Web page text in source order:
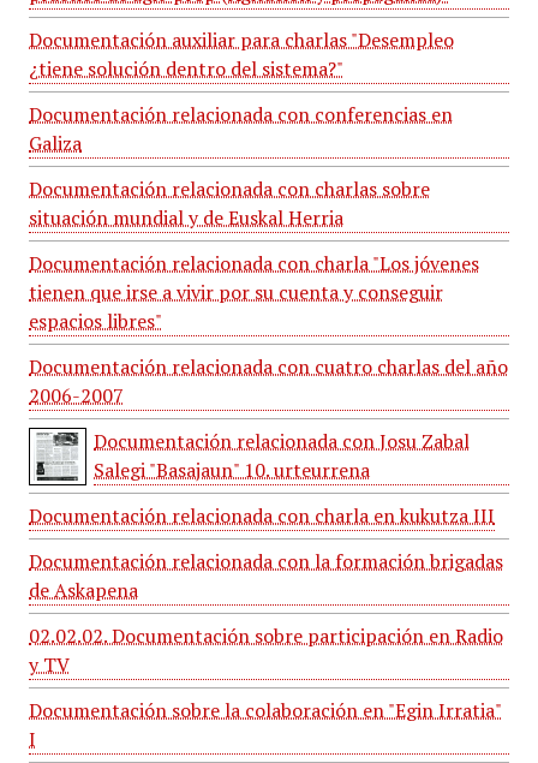
Documentación auxiliar para charlas "Desempleo
¿tiene solución dentro del sistema?"
Documentación relacionada con conferencias en
Galiza
Documentación relacionada con charlas sobre
situación mundial y de Euskal Herria
Documentación relacionada con charla "Los jóvenes
tienen que irse a vivir por su cuenta y conseguir
espacios libres"
Documentación relacionada con cuatro charlas del año
2006-2007
Documentación relacionada con Josu Zabal
Salegi "Basajaun" 10. urteurrena
Documentación relacionada con charla en kukutza III
Documentación relacionada con la formación brigadas
de Askapena
02.02.02. Documentación sobre participación en Radio
y TV
Documentación sobre la colaboración en "Egin Irratia"
I